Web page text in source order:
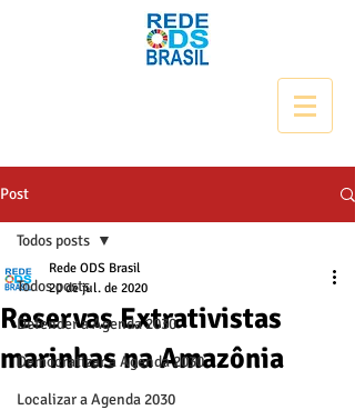
Post
Todos posts
Defender a Agenda 2030
Democratizar a Agenda 2030
Localizar a Agenda 2030
Todos posts
Reservas Extrativistas
marinhas na Amazônia
Rede ODS Brasil
20 de jul. de 2020